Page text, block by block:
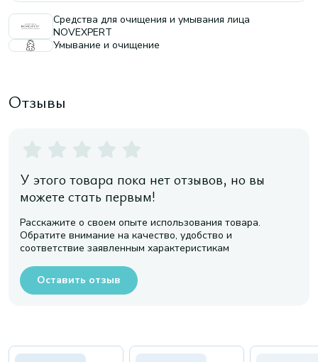
Средства для очищения и умывания лица
NOVEXPERT
Умывание и очищение
Отзывы
У этого товара пока нет отзывов, но вы
можете стать первым!
Расскажите о своем опыте использования товара.
Обратите внимание на качество, удобство и
соответствие заявленным характеристикам
Оставить отзыв